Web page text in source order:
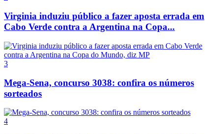
Virginia induziu público a fazer aposta errada em
Cabo Verde contra a Argentina na Copa...
3
Mega-Sena, concurso 3038: confira os números
sorteados
4